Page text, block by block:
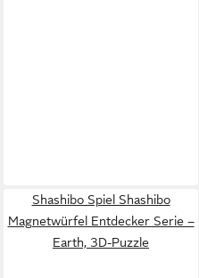
Shashibo Spiel Shashibo
Magnetwürfel Entdecker Serie –
Earth, 3D-Puzzle